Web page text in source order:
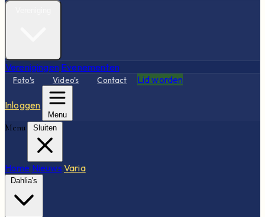
Verenigingen Evenementen
Foto's Video's Contact Lid worden
Inloggen
Menu
Menu Sluiten
Home Nieuws Varia
Dahlia's